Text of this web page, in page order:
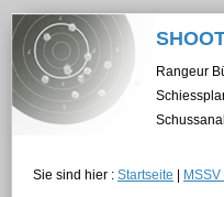
Rangeur
Sie sind hier : Startseite